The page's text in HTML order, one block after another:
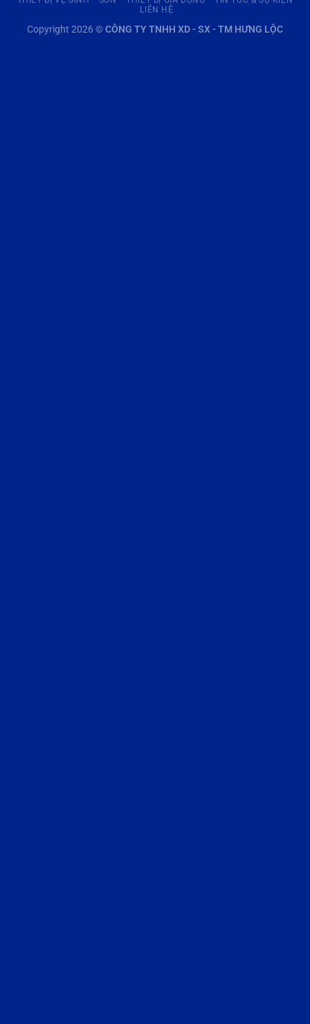
LIÊN HỆ
Copyright 2026 ©CÔNG TY TNHH XD - SX - TM HƯNG LỘC